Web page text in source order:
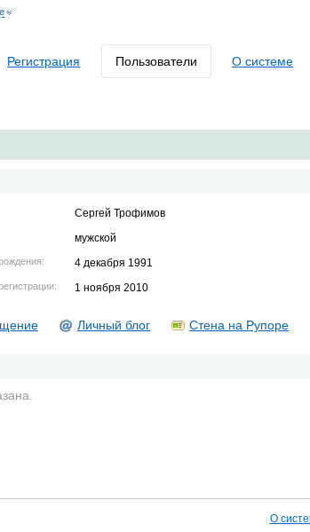
Регистрация Пользователи О системе
Сергей Трофимов
мужской
4 декабря 1991
1 ноября 2010
Личный блог Стена на Рупоре
О